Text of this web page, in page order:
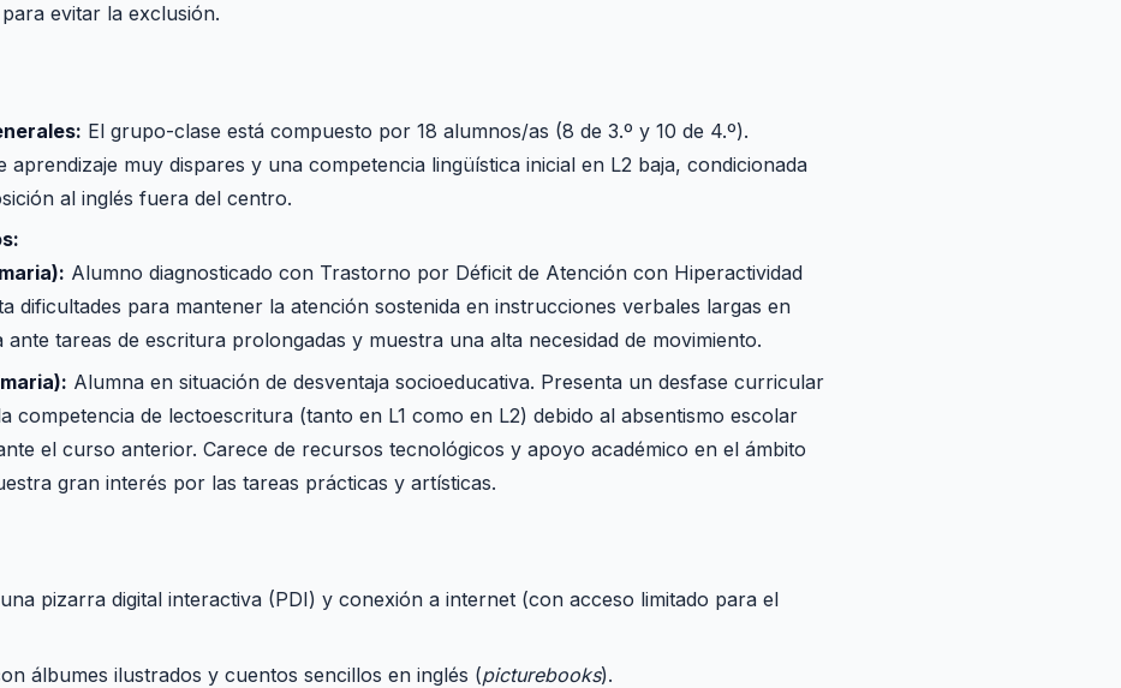
evitar la exclusión.
El grupo-clase está compuesto por 18 alumnos/as (8 de 3.º y 10 de 4.º).
aprendizaje muy dispares y una competencia lingüística inicial en L2 baja, condicionada
al inglés fuera del centro.
Alumno diagnosticado con Trastorno por Déficit de Atención con Hiperactividad
dificultades para mantener la atención sostenida en instrucciones verbales largas en
tareas de escritura prolongadas y muestra una alta necesidad de movimiento.
Alumna en situación de desventaja socioeducativa. Presenta un desfase curricular
competencia de lectoescritura (tanto en L1 como en L2) debido al absentismo escolar
el curso anterior. Carece de recursos tecnológicos y apoyo académico en el ámbito
gran interés por las tareas prácticas y artísticas.
pizarra digital interactiva (PDI) y conexión a internet (con acceso limitado para el
álbumes ilustrados y cuentos sencillos en inglés (picturebooks).